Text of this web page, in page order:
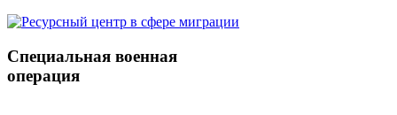
Специальная военная
операция